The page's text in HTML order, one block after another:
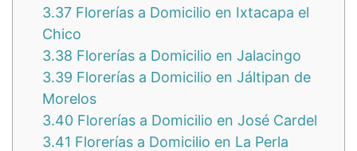
3.37 Florerías a Domicilio en Ixtacapa el
Chico
3.38 Florerías a Domicilio en Jalacingo
3.39 Florerías a Domicilio en Jáltipan de
Morelos
3.40 Florerías a Domicilio en José Cardel
3.41 Florerías a Domicilio en La Perla